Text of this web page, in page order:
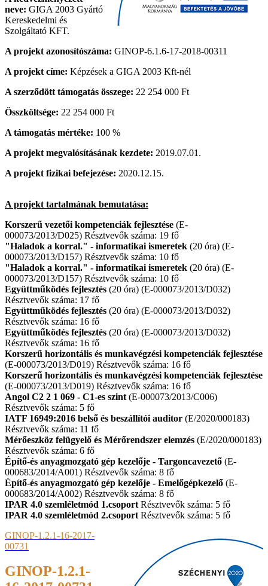
neve: GIGA 2003 Gyártó
Kereskedelmi és
Szolgáltató KFT.
A projekt azonosítószáma: GINOP-6.1.6-17-2018-00311
A projekt címe: Képzések a GIGA 2003 Kft-nél
A szerződött támogatás összege: 22 254 000 Ft
Összköltsége: 22 254 000 Ft
A támogatás mértéke: 100 %
A projekt megvalósításának kezdete: 2019.07.01.
A projekt fizikai befejezése: 2020.12.15.
A projekt tartalmának bemutatása:
Korszerű vezetői kompetenciák fejlesztése (E-
000073/2013/D025) Résztvevők száma: 19 fő
"Haladok a korral." - informatikai ismeretek (20 óra) (E-
000073/2013/D157) Résztvevők száma: 10 fő
"Haladok a korral." - informatikai ismeretek (20 óra) (E-
000073/2013/D157) Résztvevők száma: 10 fő
Együttműködés fejlesztés (20 óra) (E-000073/2013/D032)
Résztvevők száma: 17 fő
Együttműködés fejlesztés (20 óra) (E-000073/2013/D032)
Résztvevők száma: 16 fő
Együttműködés fejlesztés (20 óra) (E-000073/2013/D032)
Résztvevők száma: 16 fő
Korszerű horizontális és munkavégzési kompetenciák fejlesztése
(E-000073/2013/D019) Résztvevők száma: 16 fő
Korszerű horizontális és munkavégzési kompetenciák fejlesztése
(E-000073/2013/D019) Résztvevők száma: 16 fő
Angol C2 2 1 069 - C1-es szint (E-000073/2013/C006)
Résztvevők száma: 5 fő
IATF 16949:2016 belső és beszállítói auditor (E/2020/000183)
Résztvevők száma: 11 fő
Mérőeszköz felügyelő és Mérőrendszer elemzés (E/2020/000183)
Résztvevők száma: 6 fő
Építő-és anyagmozgató gép kezelője - Targoncavezető (E-
000683/2014/A001) Résztvevők száma: 8 fő
Építő-és anyagmozgató gép kezelője - Emelőgépkezelő (E-
000683/2014/A002) Résztvevők száma: 8 fő
IPAR 4.0 szemléletmód 1.csoport Résztvevők száma: 5 fő
IPAR 4.0 szemléletmód 2.csoport Résztvevők száma: 5 fő
GINOP-1.2.1-16-2017-
00731
GINOP-1.2.1-